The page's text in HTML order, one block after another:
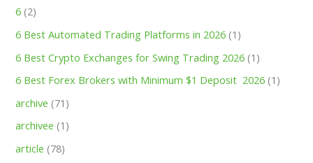
6 (2)
6 Best Automated Trading Platforms in 2026 (1)
6 Best Crypto Exchanges for Swing Trading 2026 (1)
6 Best Forex Brokers with Minimum $1 Deposit ️ 2026 (1)
archive (71)
archivee (1)
article (78)